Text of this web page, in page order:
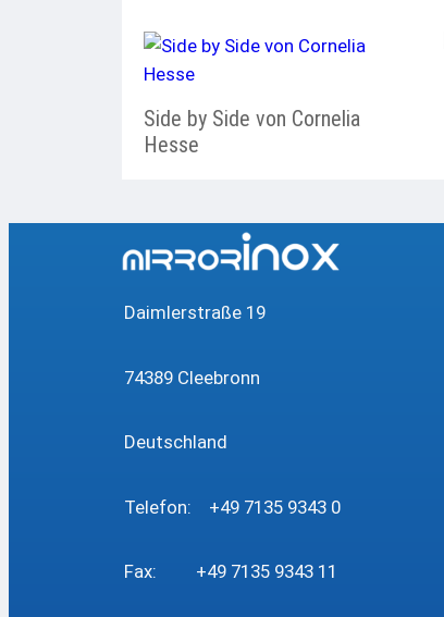
Side by Side von Cornelia
Hesse
Daimlerstraße 19
74389 Cleebronn
Deutschland
Telefon: +49 7135 9343 0
Fax: +49 7135 9343 11